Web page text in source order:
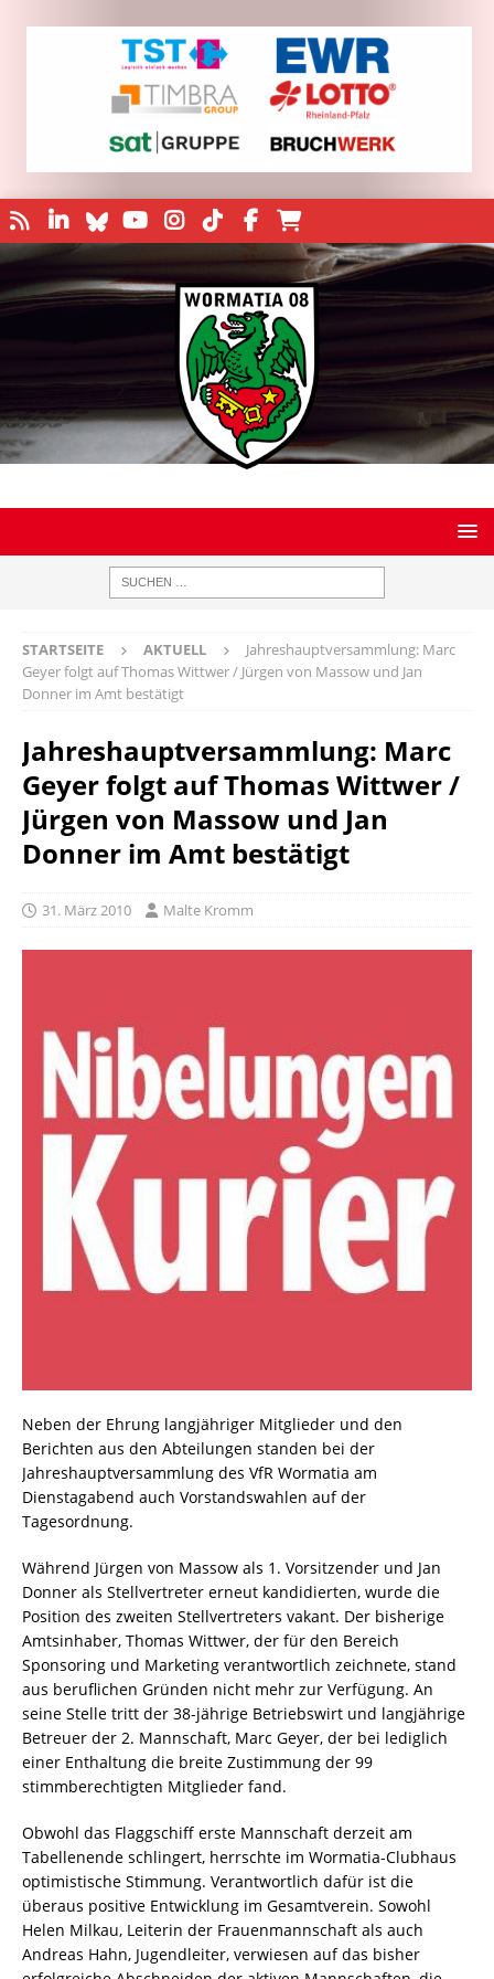
STARTSEITE AKTUELL
Jahreshauptversammlung: Marc
Geyer folgt auf Thomas Wittwer / Jürgen von Massow und Jan
Donner im Amt bestätigt
Jahreshauptversammlung: Marc
Geyer folgt auf Thomas Wittwer /
Jürgen von Massow und Jan
Donner im Amt bestätigt
31. März 2010 Malte Kromm
Neben der Ehrung langjähriger Mitglieder und den
Berichten aus den Abteilungen standen bei der
Jahreshauptversammlung des VfR Wormatia am
Dienstagabend auch Vorstandswahlen auf der
Tagesordnung.
Während Jürgen von Massow als 1. Vorsitzender und Jan
Donner als Stellvertreter erneut kandidierten, wurde die
Position des zweiten Stellvertreters vakant. Der bisherige
Amtsinhaber, Thomas Wittwer, der für den Bereich
Sponsoring und Marketing verantwortlich zeichnete, stand
aus beruflichen Gründen nicht mehr zur Verfügung. An
seine Stelle tritt der 38-jährige Betriebswirt und langjährige
Betreuer der 2. Mannschaft, Marc Geyer, der bei lediglich
einer Enthaltung die breite Zustimmung der 99
stimmberechtigten Mitglieder fand.
Obwohl das Flaggschiff erste Mannschaft derzeit am
Tabellenende schlingert, herrschte im Wormatia-Clubhaus
optimistische Stimmung. Verantwortlich dafür ist die
überaus positive Entwicklung im Gesamtverein. Sowohl
Helen Milkau, Leiterin der Frauenmannschaft als auch
Andreas Hahn, Jugendleiter, verwiesen auf das bisher